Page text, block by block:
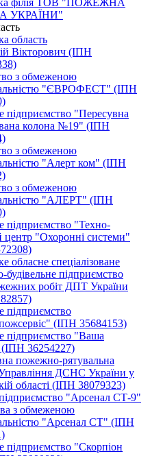
філія ТОВ "ПОЖЕЖНА
УКРАЇНИ"
область
Вікторович (ІПН
з oбмeжeнoю
"ЄВРОФЕСТ" (ІПН
пiдпpиємcтвo "Пересувна
колона №19" (ІПН
з обмеженою
"Алерт ком" (ІПН
з oбмeжeнoю
"АЛЕРТ" (ІПН
підприємство "Техно-
центр "Охоронні системи"
обласне спеціалізоване
будівельне підприємство
робіт ДПТ України
пiдпpиємcтвo
(ІПН 35684153)
пiдпpиємcтвo "Ваша
(ІПН 36254227)
пожежно-рятувальна
ДСНС України у
області (ІПН 38079323)
"Арсенал СТ-9"
з обмеженою
"Арсенал СТ" (ІПН
пiдпpиємcтвo "Скорпіон